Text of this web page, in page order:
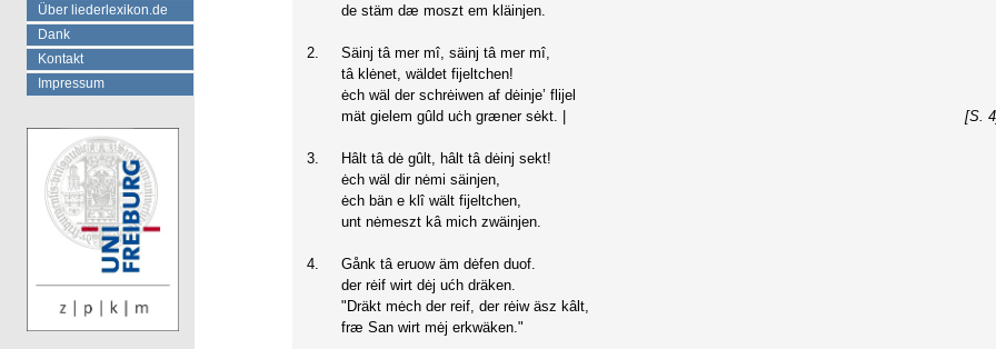
de stäm dæ moszt em kläinjen.
2.
Säinj tâ mer mî, säinj tâ mer mî,
tâ klėnet, wäldet fijeltchen!
ėch wäl der schrėiwen af dėinje’ flijel
mät gielem gûld uċh græner sėkt. |
[S.
3.
Hâlt tâ dė gûlt, hâlt tâ dėinj sekt!
ėch wäl dir nėmi säinjen,
ėch bän e klî wält fijeltchen,
unt nėmeszt kâ mich zwäinjen.
4.
Gånk tâ eruow äm dėfen duof.
der rėif wirt dėj ućh dräken.
"Dräkt mėch der reif, der rėiw äsz kâlt,
fræ San wirt mėj erkwäken."
Über liederlexikon.de
Dank
Kontakt
Impressum